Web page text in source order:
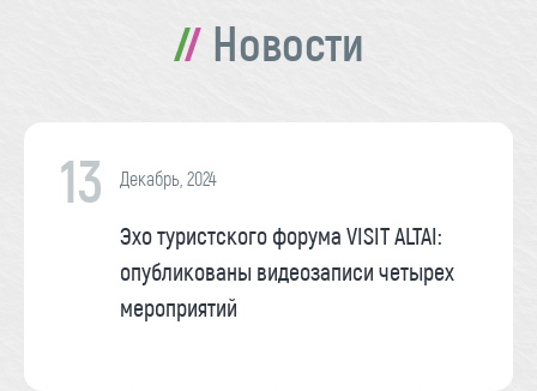
Новости
13 Декабрь, 2024
Эхо туристского форума VISIT ALTAI:
опубликованы видеозаписи четырех
мероприятий